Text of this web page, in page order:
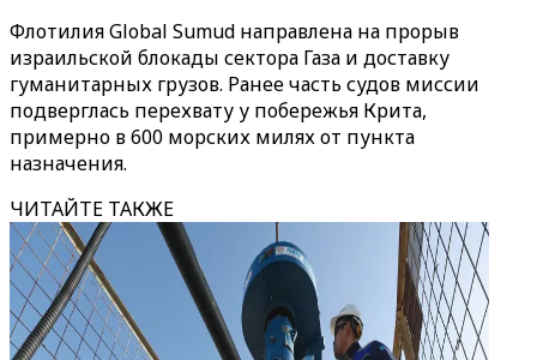
Флотилия Global Sumud направлена на прорыв
израильской блокады сектора Газа и доставку
гуманитарных грузов. Ранее часть судов миссии
подверглась перехвату у побережья Крита,
примерно в 600 морских милях от пункта
назначения.
ЧИТАЙТЕ ТАКЖЕ